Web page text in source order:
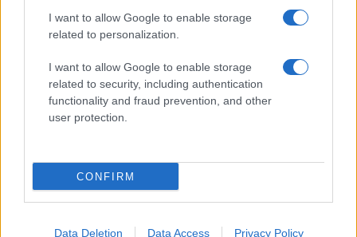
I want to allow Google to enable storage
related to personalization.
I want to allow Google to enable storage
related to security, including authentication
functionality and fraud prevention, and other
user protection.
CONFIRM
Data Deletion Data Access Privacy Policy
NOTICIAS